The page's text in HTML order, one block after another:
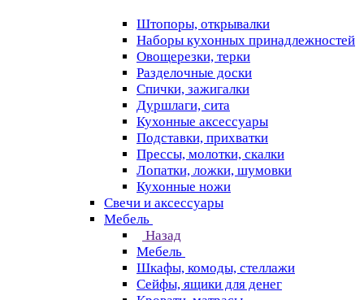
Штопоры, открывалки
Наборы кухонных принадлежностей
Овощерезки, терки
Разделочные доски
Спички, зажигалки
Дуршлаги, сита
Кухонные аксессуары
Подставки, прихватки
Прессы, молотки, скалки
Лопатки, ложки, шумовки
Кухонные ножи
Свечи и аксессуары
Мебель
Назад
Мебель
Шкафы, комоды, стеллажи
Сейфы, ящики для денег